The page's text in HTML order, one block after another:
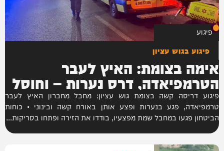
פיגוע
פיגוע בגוש עציון
אימה בצומת: האיץ לעבר
הטרמפיאדה, דרס נערות – וחוסל
פיגוע דריסה קשה בצומת גוש עציון: מחבל מחברון האיץ לעבר
טרמפיאדה, פגע בנערות ופצע אותן באורח קשה ובינוני • כוחות
הביטחון פגעו במחבל שמת מפצעיו, בודדו את הזירה ופתחו בסריקות...